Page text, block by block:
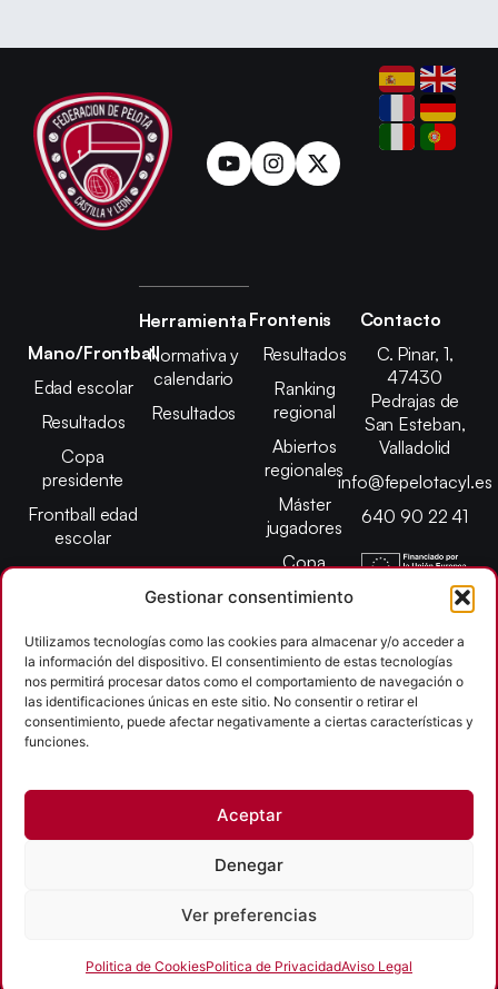
Gestionar consentimiento
Utilizamos tecnologías como las cookies para almacenar y/o acceder a
la información del dispositivo. El consentimiento de estas tecnologías
nos permitirá procesar datos como el comportamiento de navegación o
las identificaciones únicas en este sitio. No consentir o retirar el
consentimiento, puede afectar negativamente a ciertas características y
funciones.
Aceptar
Denegar
Ver preferencias
Politica de CookiesPolitica de PrivacidadAviso Legal
Mano/Frontball
Edad escolar
Resultados
Copa
presidente
Frontball edad
escolar
Herramienta
Normativa y
calendario
Resultados
Frontenis
Resultados
Ranking
regional
Abiertos
regionales
Máster
jugadores
Copa
presidente
escolar
Campeonato
provincial
León
Contacto
C. Pinar, 1,
47430
Pedrajas de
San Esteban,
Valladolid
info@fepelotacyl.es
640 90 22 41
Copyright © 2026
Federación Pelota Castilla y León | FePelotaCyL
| Desarrollado porTOOOLS
Accesibilidad